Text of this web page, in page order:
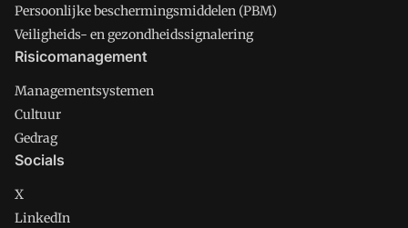
Persoonlijke beschermingsmiddelen (PBM)
Veiligheids- en gezondheidssignalering
Risicomanagement
Managementsystemen
Cultuur
Gedrag
Socials
X
LinkedIn